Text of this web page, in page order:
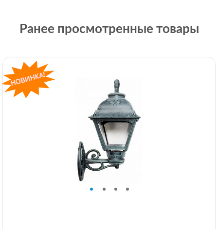
Ранее просмотренные товары